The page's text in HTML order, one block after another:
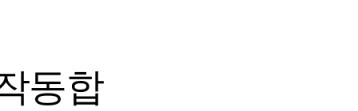
동합